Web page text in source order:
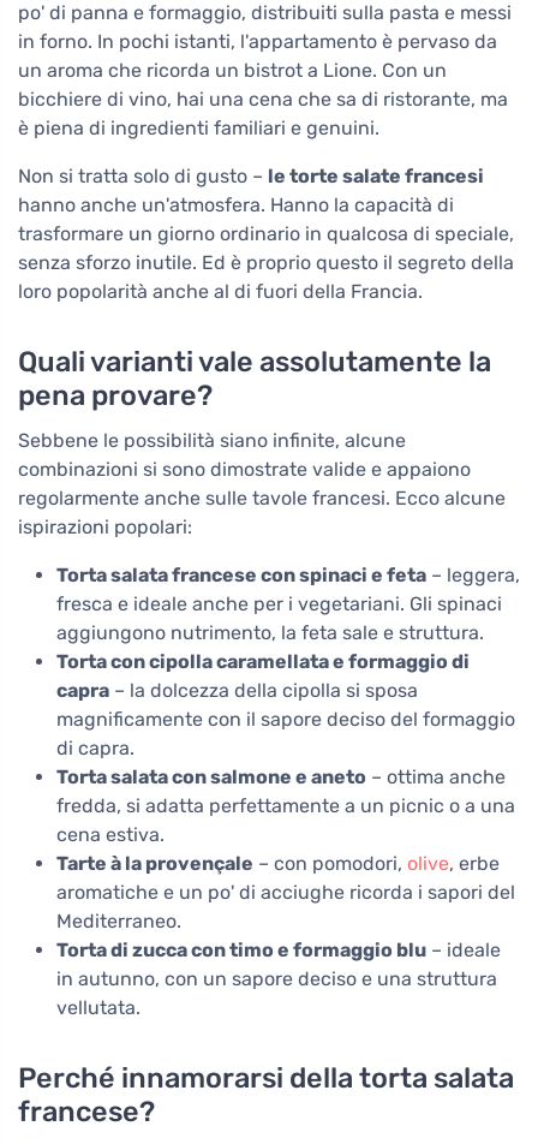
po' di panna e formaggio, distribuiti sulla pasta e messi
in forno. In pochi istanti, l'appartamento è pervaso da
un aroma che ricorda un bistrot a Lione. Con un
bicchiere di vino, hai una cena che sa di ristorante, ma
è piena di ingredienti familiari e genuini.
Non si tratta solo di gusto – le torte salate francesi
hanno anche un'atmosfera. Hanno la capacità di
trasformare un giorno ordinario in qualcosa di speciale,
senza sforzo inutile. Ed è proprio questo il segreto della
loro popolarità anche al di fuori della Francia.
Quali varianti vale assolutamente la
pena provare?
Sebbene le possibilità siano infinite, alcune
combinazioni si sono dimostrate valide e appaiono
regolarmente anche sulle tavole francesi. Ecco alcune
ispirazioni popolari:
Torta salata francese con spinaci e feta – leggera,
fresca e ideale anche per i vegetariani. Gli spinaci
aggiungono nutrimento, la feta sale e struttura.
Torta con cipolla caramellata e formaggio di
capra – la dolcezza della cipolla si sposa
magnificamente con il sapore deciso del formaggio
di capra.
Torta salata con salmone e aneto – ottima anche
fredda, si adatta perfettamente a un picnic o a una
cena estiva.
Tarte à la provençale – con pomodori, olive, erbe
aromatiche e un po' di acciughe ricorda i sapori del
Mediterraneo.
Torta di zucca con timo e formaggio blu – ideale
in autunno, con un sapore deciso e una struttura
vellutata.
Perché innamorarsi della torta salata
francese?